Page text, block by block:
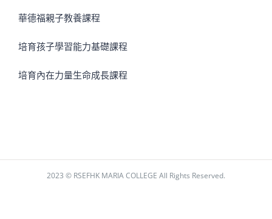
華德福親子教養課程
培育孩子學習能力基礎課程
培育內在力量生命成長課程
2023 © RSEFHK MARIA COLLEGE All Rights Reserved.